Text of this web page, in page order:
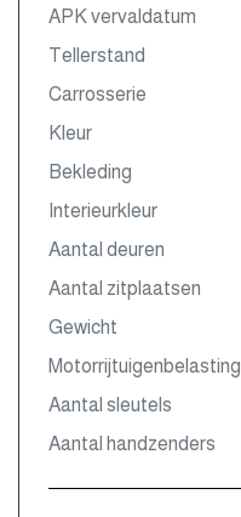
APK vervaldatum
Tellerstand
Carrosserie
Kleur
Bekleding
Interieurkleur
Aantal deuren
Aantal zitplaatsen
Gewicht
Motorrijtuigenbelasting
Aantal sleutels
Aantal handzenders